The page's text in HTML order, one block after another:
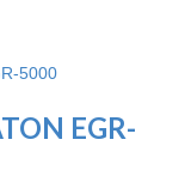
EGR-